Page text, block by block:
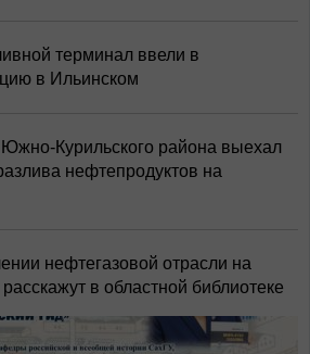
терминал ввели в
в Ильинском
Курильского района выехал
нефтепродуктов на
нефтегазовой отрасли на
в областной библиотеке